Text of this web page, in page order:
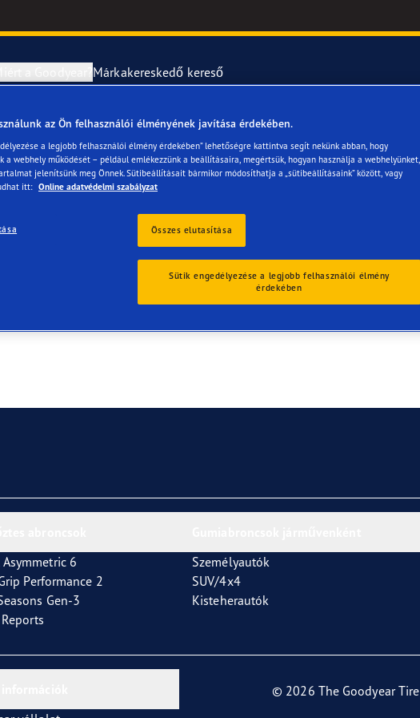
szerelése és cseréje
tudnivalók
RACING
F1 SuperSport
UltraGrip Performance 3
Márkakereskedő kereső
Asymmetric 6
Performance 2
Gen-3
Személyautók
SUV/4x4
Kisteherautók
© 2026 The Goodyear
az Ön felhasználói élményének javítása érdekében.
a legjobb felhasználói élmény érdekében” lehetőségre kattintva segít nekünk abban, hogy
a webhely működését – például emlékezzünk a beállításaira, megértsük, hogyan használja a webhelyünket,
jelenítsünk meg Önnek. Sütibeállításait bármikor módosíthatja a „sütibeállításaink” között, vagy
itt: Online adatvédelmi szabályzat
Összes elutasítása
Sütik engedélyezése a legjobb felhasználói élmény
érdekében